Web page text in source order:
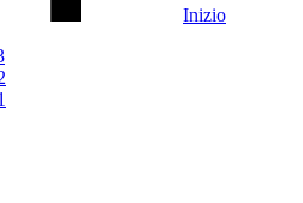
Inizio